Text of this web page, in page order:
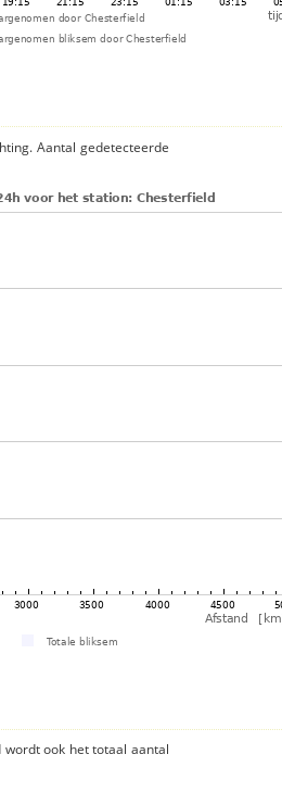
Aantal gedetecteerde
ook het totaal aantal